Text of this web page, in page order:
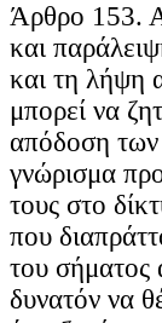
Άρθρο 153.
και
και τη λήψη
μπορεί να
απόδοση των
γνώρισμα
τους στο
που
του σήματος
δυνατόν να